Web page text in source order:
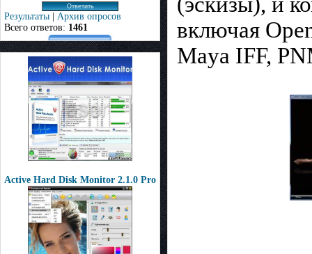
Результаты | Архив опросов
Всего ответов: 1461
Active Hard Disk Monitor 2.1.0 Pro
включая
Maya IFF,